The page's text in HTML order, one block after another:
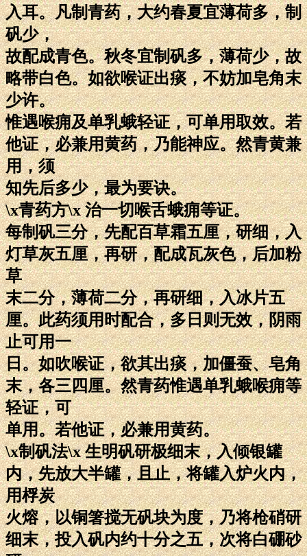
入耳。凡制青药，大约春夏宜薄荷多，制
矾少，
故配成青色。秋冬宜制矾多，薄荷少，故
略带白色。如欲喉证出痰，不妨加皂角末
少许。
惟遇喉痈及单乳蛾轻证，可单用取效。若
他证，必兼用黄药，乃能神应。然青黄兼
用，须
知先后多少，最为要诀。
\x青药方\x 治一切喉舌蛾痈等证。
每制矾三分，先配百草霜五厘，研细，入
灯草灰五厘，再研，配成瓦灰色，后加粉
草
末二分，薄荷二分，再研细，入冰片五
厘。此药须用时配合，多日则无效，阴雨
止可用一
日。如吹喉证，欲其出痰，加僵蚕、皂角
末，各三四厘。然青药惟遇单乳蛾喉痈等
轻证，可
单用。若他证，必兼用黄药。
\x制矾法\x 生明矾研极细末，入倾银罐
内，先放大半罐，且止，将罐入炉火内，
用桴炭
火熔，以铜箸搅无矾块为度，乃将枪硝研
细末，投入矾内约十分之五，次将白硼砂